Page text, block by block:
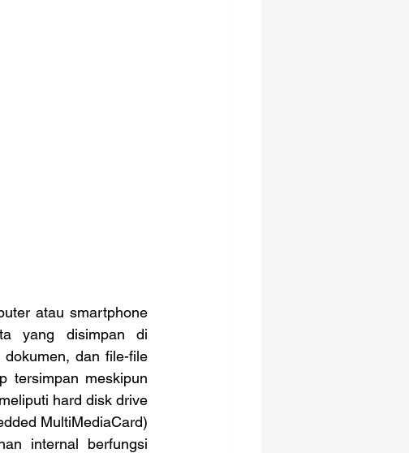
yang disimpan di
dokumen, dan file-file
tersimpan meskipun
hard disk drive
MultiMediaCard)
internal berfungsi